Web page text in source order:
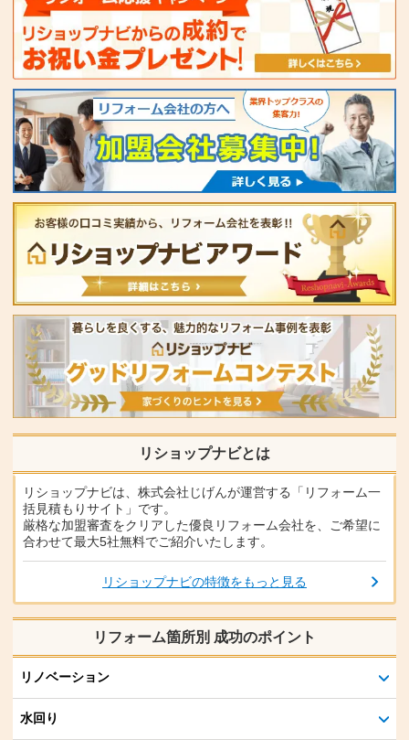
リショップナビとは
リショップナビは、株式会社じげんが運営する「リフォーム一
括見積もりサイト」です。
厳格な加盟審査をクリアした優良リフォーム会社を、ご希望に
合わせて最大5社無料でご紹介いたします。
リショップナビの特徴をもっと見る
リフォーム箇所別 成功のポイント
リノベーション
水回り